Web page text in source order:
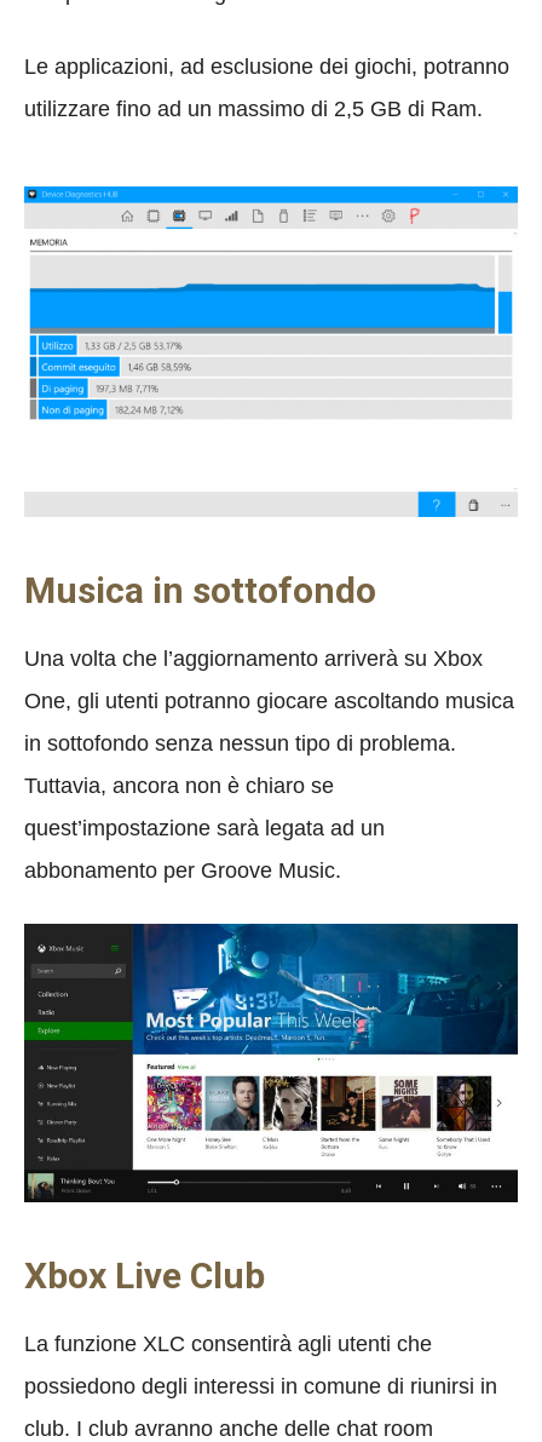
Le applicazioni, ad esclusione dei giochi, potranno
utilizzare fino ad un massimo di 2,5 GB di Ram.
Musica in sottofondo
Una volta che l’aggiornamento arriverà su Xbox
One, gli utenti potranno giocare ascoltando musica
in sottofondo senza nessun tipo di problema.
Tuttavia, ancora non è chiaro se
quest’impostazione sarà legata ad un
abbonamento per Groove Music.
Xbox Live Club
La funzione XLC consentirà agli utenti che
possiedono degli interessi in comune di riunirsi in
club. I club avranno anche delle chat room